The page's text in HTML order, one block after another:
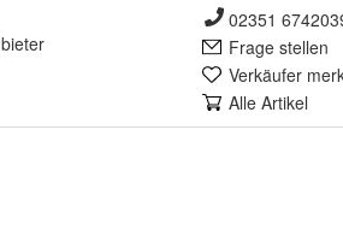
02351
Frage stellen
Verkäufer
Alle Artikel